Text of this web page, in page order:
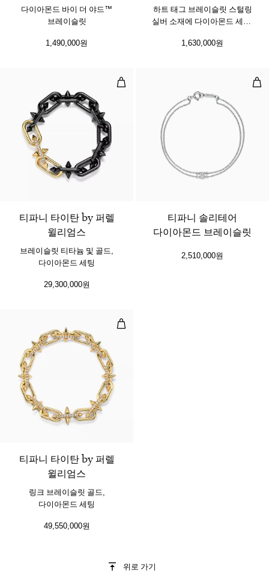
다이아몬드 바이 더 야드™
브레이슬릿
1,490,000원
하트 태그 브레이슬릿 스털링
실버 소재에 다이아몬드 세팅,
1,630,000원
브레이슬릿 티타늄 및 골드, 다이아
티파니 타이탄 by 퍼렐
윌리엄스
브레이슬릿 티타늄 및 골드,
다이아몬드 세팅
29,300,000원
티
티파니 솔리테어
다이아몬드 브레이슬릿
2,510,000원
링크 브레이슬릿 골드, 다이아몬드
티파니 타이탄 by 퍼렐
윌리엄스
링크 브레이슬릿 골드,
다이아몬드 세팅
49,550,000원
위로 가기